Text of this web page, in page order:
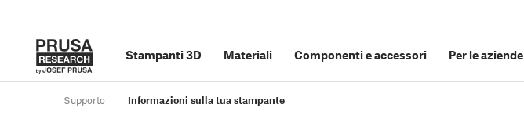
Stampanti 3D Materiali Componenti e accessori Per le aziende
Supporto Informazioni sulla tua stampante